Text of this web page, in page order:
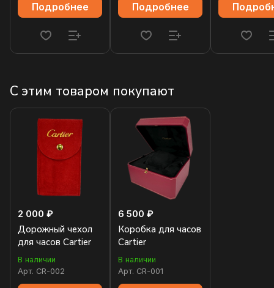
Подробнее Подробнее
С этим товаром покупают
2 000 ₽
Дорожный чехол
для часов Cartier
В наличии
Арт. CR-002
6 500 ₽
Коробка для часов
Cartier
В наличии
Арт. CR-001